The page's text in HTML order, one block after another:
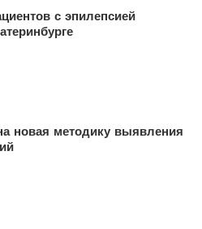
с эпилепсией
новая методику выявления